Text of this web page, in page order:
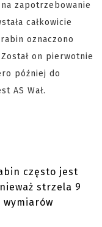
zapotrzebowanie
całkowicie
oznaczono
on pierwotnie
później do
AS Wał.
często jest
strzela 9